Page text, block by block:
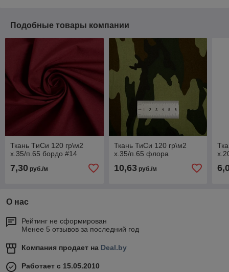
Подобные товары компании
Ткань TиСи 120 гр\м2
х.35/п.65 бордо #14
7,30 руб./м
Ткань ТиСи 120 гр\м2
х.35/п.65 флора
10,63руб./м
О нас
Рейтинг не сформирован
Менее 5 отзывов за последний год
Компания продает на Deal.by
Работает с 15.05.2010